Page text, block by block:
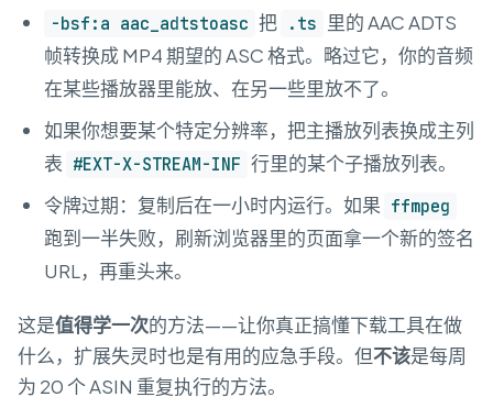
-bsf:a aac_adtstoasc 把 .ts 里的 AAC ADTS
帧转换成 MP4 期望的 ASC 格式。略过它，你的音频
在某些播放器里能放、在另一些里放不了。
如果你想要某个特定分辨率，把主播放列表换成主列
表 #EXT-X-STREAM-INF 行里的某个子播放列表。
令牌过期：复制后在一小时内运行。如果 ffmpeg
跑到一半失败，刷新浏览器里的页面拿一个新的签名
URL，再重头来。
这是值得学一次的方法——让你真正搞懂下载工具在做
什么，扩展失灵时也是有用的应急手段。但不该是每周
为 20 个 ASIN 重复执行的方法。